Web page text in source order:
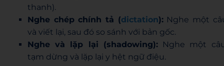
thanh).
Nghe chép chính tả (dictation):Nghe một
và viết lại, sau đó so sánh với bản gốc.
Nghe và lặp lại (shadowing):Nghe một
tạm dừng và lặp lại y hệt ngữ điệu.